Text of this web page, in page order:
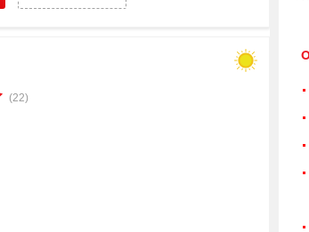
(22)